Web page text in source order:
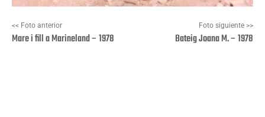
<< Foto anterior
Mare i fill a Marineland – 1978
Foto siguiente >>
Bateig Joana M. – 1978